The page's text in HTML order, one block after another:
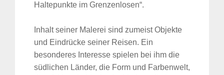
Haltepunkte im Grenzenlosen“.
Inhalt seiner Malerei sind zumeist Objekte
und Eindrücke seiner Reisen. Ein
besonderes Interesse spielen bei ihm die
südlichen Länder, die Form und Farbenwelt,